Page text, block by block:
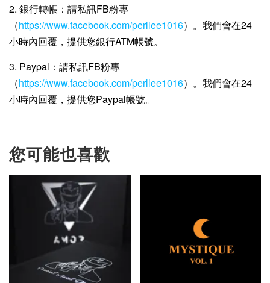
2. 銀行轉帳：請私訊FB粉專
（https://www.facebook.com/perllee1016）。我們會在24
小時內回覆，提供您銀行ATM帳號。
3. Paypal：請私訊FB粉專
（https://www.facebook.com/perllee1016）。我們會在24
小時內回覆，提供您Paypal帳號。
您可能也喜歡